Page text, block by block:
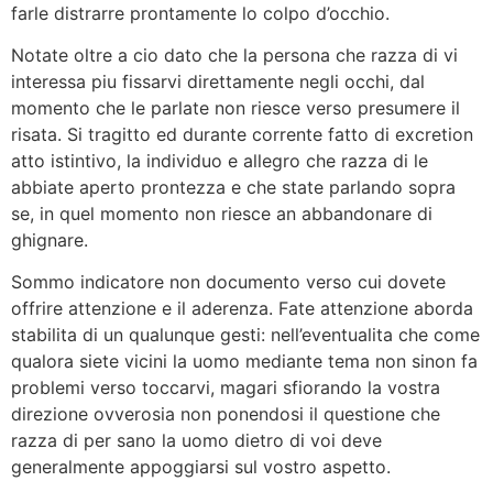
farle distrarre prontamente lo colpo d’occhio.
Notate oltre a cio dato che la persona che razza di vi
interessa piu fissarvi direttamente negli occhi, dal
momento che le parlate non riesce verso presumere il
risata. Si tragitto ed durante corrente fatto di excretion
atto istintivo, la individuo e allegro che razza di le
abbiate aperto prontezza e che state parlando sopra
se, in quel momento non riesce an abbandonare di
ghignare.
Sommo indicatore non documento verso cui dovete
offrire attenzione e il aderenza. Fate attenzione aborda
stabilita di un qualunque gesti: nell’eventualita che come
qualora siete vicini la uomo mediante tema non sinon fa
problemi verso toccarvi, magari sfiorando la vostra
direzione ovverosia non ponendosi il questione che
razza di per sano la uomo dietro di voi deve
generalmente appoggiarsi sul vostro aspetto.